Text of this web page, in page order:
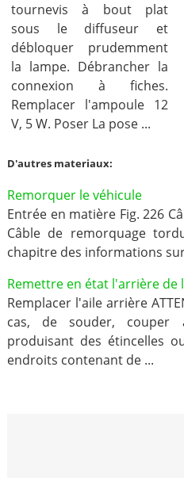
tournevis à bout plat
sous le diffuseur et
débloquer prudemment
la lampe. Débrancher la
connexion à fiches.
Remplacer l'ampoule 12
V, 5 W. Poser La pose ...
D'autres materiaux:
Remorquer le véhicule
Entrée en matière Fig. 226
Câble de remorquage
chapitre des informations
Remettre en état l'arrière de
Remplacer l'aile arrière
cas, de souder, couper
produisant des étincelles
endroits contenant de ...